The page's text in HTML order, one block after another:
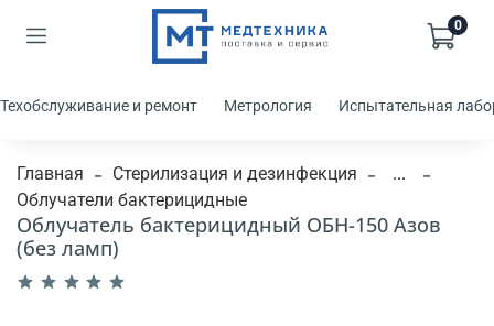
0
Техобслуживание и ремонт Метрология Испытательная
Главная Стерилизация и дезинфекция
...
Облучатели бактерицидные
Облучатель бактерицидный ОБН-150 Азов
(без ламп)